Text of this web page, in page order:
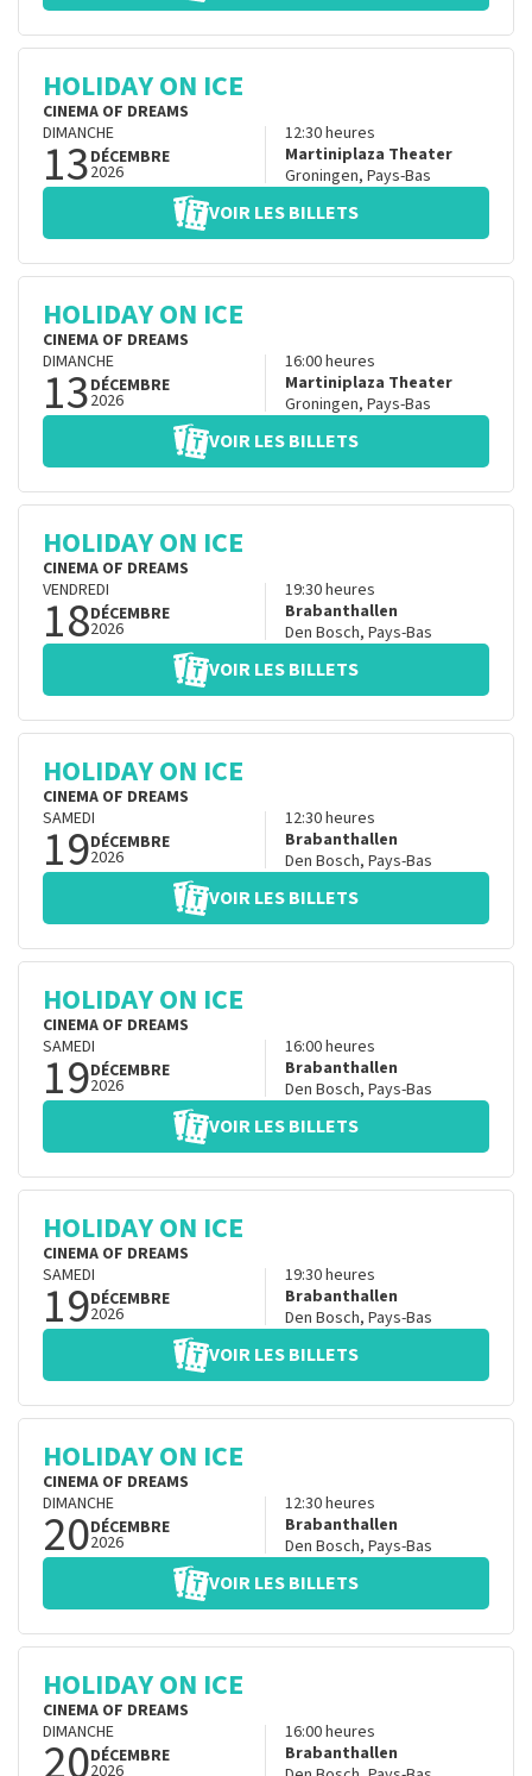
HOLIDAY ON ICE
CINEMA OF DREAMS
DIMANCHE
13DÉCEMBRE
2026
12:30heures
Martiniplaza Theater
Groningen, Pays-Bas
VOIR LES BILLETS
HOLIDAY ON ICE
CINEMA OF DREAMS
DIMANCHE
13DÉCEMBRE
2026
16:00heures
Martiniplaza Theater
Groningen, Pays-Bas
VOIR LES BILLETS
HOLIDAY ON ICE
CINEMA OF DREAMS
VENDREDI
18DÉCEMBRE
2026
19:30heures
Brabanthallen
Den Bosch, Pays-Bas
VOIR LES BILLETS
HOLIDAY ON ICE
CINEMA OF DREAMS
SAMEDI
19DÉCEMBRE
2026
12:30heures
Brabanthallen
Den Bosch, Pays-Bas
VOIR LES BILLETS
HOLIDAY ON ICE
CINEMA OF DREAMS
SAMEDI
19DÉCEMBRE
2026
16:00heures
Brabanthallen
Den Bosch, Pays-Bas
VOIR LES BILLETS
HOLIDAY ON ICE
CINEMA OF DREAMS
SAMEDI
19DÉCEMBRE
2026
19:30heures
Brabanthallen
Den Bosch, Pays-Bas
VOIR LES BILLETS
HOLIDAY ON ICE
CINEMA OF DREAMS
DIMANCHE
20DÉCEMBRE
2026
12:30heures
Brabanthallen
Den Bosch, Pays-Bas
VOIR LES BILLETS
HOLIDAY ON ICE
CINEMA OF DREAMS
DIMANCHE
DÉCEMBRE
16:00heures
Brabanthallen